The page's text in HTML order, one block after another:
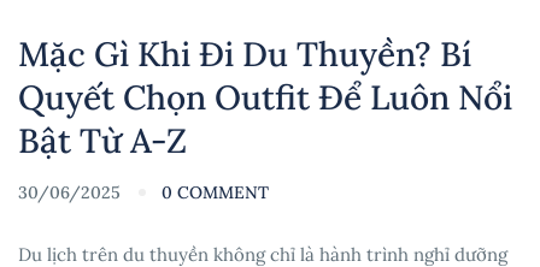
Mặc Gì Khi Đi Du Thuyền? Bí
Quyết Chọn Outfit Để Luôn Nổi
Bật Từ A-Z
30/06/2025 0 COMMENT
Du lịch trên du thuyền không chỉ là hành trình nghỉ dưỡng